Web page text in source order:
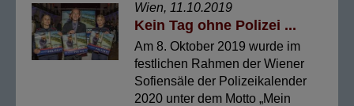
Wien, 11.10.2019
Kein Tag ohne Polizei ...
Am 8. Oktober 2019 wurde im
festlichen Rahmen der Wiener
Sofiensäle der Polizeikalender
2020 unter dem Motto „Mein